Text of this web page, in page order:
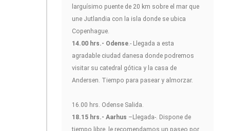
larguísimo puente de 20 km sobre el mar que
une Jutlandia con la isla donde se ubica
Copenhague.
14.00 hrs.- Odense.- Llegada a esta
agradable ciudad danesa donde podremos
visitar su catedral gótica y la casa de
Andersen. Tiempo para pasear y almorzar.
16.00 hrs. Odense Salida.
18.15 hrs.- Aarhus –Llegada-. Dispone de